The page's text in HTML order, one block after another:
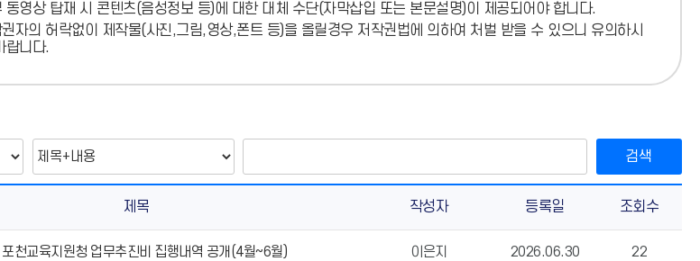
소)
동영상 탑재 시 콘텐츠(음성정보 등)에 대한 대체 수단(자막삽입 또는 본문설명)이 제공되어야 합니다.
자의 허락없이 제작물(사진,그림,영상,폰트 등)을 올릴경우 저작권법에 의하여 처벌 받을 수 있으니 유의하시
랍니다.
검색
제목 작성자 등록일 조회수
천교육지원청 업무추진비 집행내역 공개(4월~6월) 이은지 2026.06.30 22